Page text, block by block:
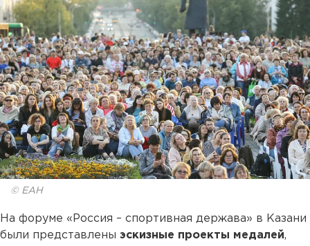
© ЕАН
На форуме «Россия – спортивная держава» в Казани
были представлены эскизные проекты медалей,